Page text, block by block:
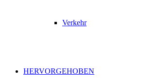
Verkehr
HERVORGEHOBEN